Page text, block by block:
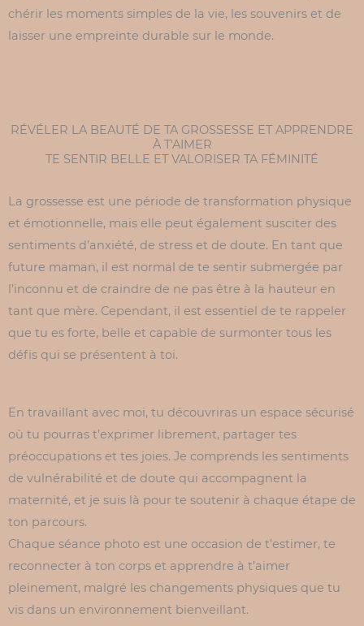
chérir les moments simples de la vie, les souvenirs et de
laisser une empreinte durable sur le monde.
RÉVÉLER LA BEAUTÉ DE TA GROSSESSE ET APPRENDRE
À T'AIMER
TE SENTIR BELLE ET VALORISER TA FÉMINITÉ
La grossesse est une période de transformation physique
et émotionnelle, mais elle peut également susciter des
sentiments d’anxiété, de stress et de doute. En tant que
future maman, il est normal de te sentir submergée par
l’inconnu et de craindre de ne pas être à la hauteur en
tant que mère. Cependant, il est essentiel de te rappeler
que tu es forte, belle et capable de surmonter tous les
défis qui se présentent à toi.
En travaillant avec moi, tu découvriras un espace sécurisé
où tu pourras t’exprimer librement, partager tes
préoccupations et tes joies. Je comprends les sentiments
de vulnérabilité et de doute qui accompagnent la
maternité, et je suis là pour te soutenir à chaque étape de
ton parcours.
Chaque séance photo est une occasion de t’estimer, te
reconnecter à ton corps et apprendre à t’aimer
pleinement, malgré les changements physiques que tu
vis dans un environnement bienveillant.